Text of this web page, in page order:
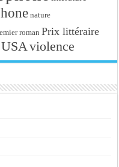
nature
roman Prix littéraire
USA violence